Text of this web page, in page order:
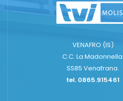
VENAFRO (IS)
C.C. La Madonnella
SS85 Venafrana.
tel. 0865.915461